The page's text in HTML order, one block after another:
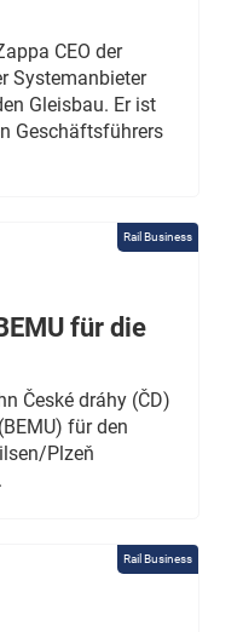
CEO der
Systemanbieter
Gleisbau. Er ist
Geschäftsführers
Rail Business
für die
České dráhy (ČD)
für den
Plzeň
Rail Business